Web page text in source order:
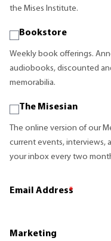
the Mises Institute.
Bookstore
Weekly book offerings.
audiobooks, discounted
memorabilia.
The Misesian
The online version of our
current events, interviews,
your inbox every two
Email Address
*
Marketing